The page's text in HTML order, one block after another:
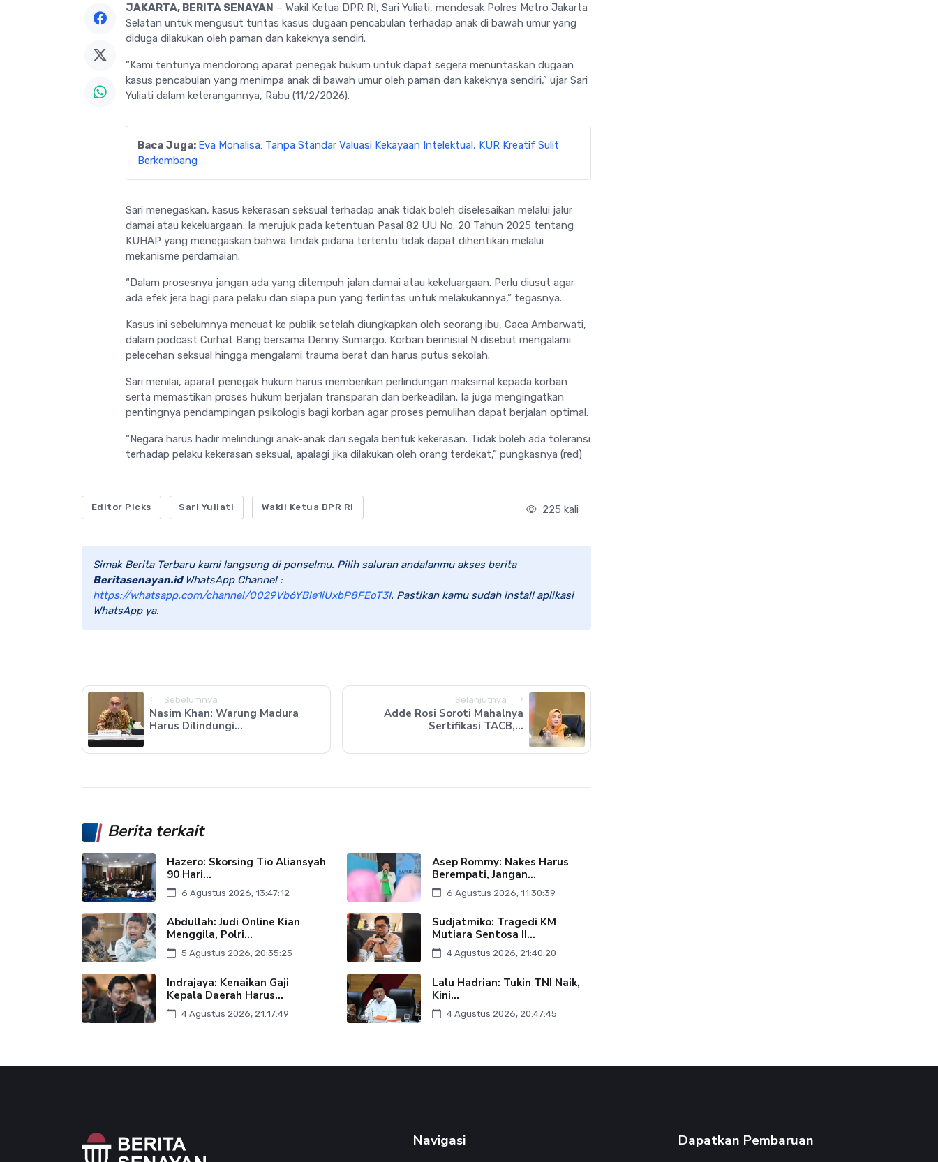
JAKARTA, BERITA SENAYAN – Wakil Ketua DPR RI, Sari Yuliati, mendesak Polres Metro Jakarta
Selatan untuk mengusut tuntas kasus dugaan pencabulan terhadap anak di bawah umur yang
diduga dilakukan oleh paman dan kakeknya sendiri.
“Kami tentunya mendorong aparat penegak hukum untuk dapat segera menuntaskan dugaan
kasus pencabulan yang menimpa anak di bawah umur oleh paman dan kakeknya sendiri,” ujar Sari
Yuliati dalam keterangannya, Rabu (11/2/2026).
Baca Juga: Eva Monalisa: Tanpa Standar Valuasi Kekayaan Intelektual, KUR Kreatif Sulit
Berkembang
Sari menegaskan, kasus kekerasan seksual terhadap anak tidak boleh diselesaikan melalui jalur
damai atau kekeluargaan. Ia merujuk pada ketentuan Pasal 82 UU No. 20 Tahun 2025 tentang
KUHAP yang menegaskan bahwa tindak pidana tertentu tidak dapat dihentikan melalui
mekanisme perdamaian.
“Dalam prosesnya jangan ada yang ditempuh jalan damai atau kekeluargaan. Perlu diusut agar
ada efek jera bagi para pelaku dan siapa pun yang terlintas untuk melakukannya,” tegasnya.
Kasus ini sebelumnya mencuat ke publik setelah diungkapkan oleh seorang ibu, Caca Ambarwati,
dalam podcast Curhat Bang bersama Denny Sumargo. Korban berinisial N disebut mengalami
pelecehan seksual hingga mengalami trauma berat dan harus putus sekolah.
Sari menilai, aparat penegak hukum harus memberikan perlindungan maksimal kepada korban
serta memastikan proses hukum berjalan transparan dan berkeadilan. Ia juga mengingatkan
pentingnya pendampingan psikologis bagi korban agar proses pemulihan dapat berjalan optimal.
“Negara harus hadir melindungi anak-anak dari segala bentuk kekerasan. Tidak boleh ada toleransi
terhadap pelaku kekerasan seksual, apalagi jika dilakukan oleh orang terdekat,” pungkasnya (red)
Editor Picks Sari Yuliati Wakil Ketua DPR RI 225 kali
Simak Berita Terbaru kami langsung di ponselmu. Pilih saluran andalanmu akses berita
Beritasenayan.idWhatsApp Channel :
https://whatsapp.com/channel/0029Vb6YBle1iUxbP8FEoT3I. Pastikan kamu sudah install aplikasi
WhatsApp ya.
Sebelumnya
Nasim Khan: Warung Madura
Harus Dilindungi...
Selanjutnya
Adde Rosi Soroti Mahalnya
Sertifikasi TACB,...
Berita terkait
Hazero: Skorsing Tio Aliansyah
90 Hari...
6 Agustus 2026, 13:47:12
Asep Rommy: Nakes Harus
Berempati, Jangan...
6 Agustus 2026, 11:30:39
Abdullah: Judi Online Kian
Menggila, Polri...
5 Agustus 2026, 20:35:25
Sudjatmiko: Tragedi KM
Mutiara Sentosa II...
4 Agustus 2026, 21:40:20
Indrajaya: Kenaikan Gaji
Kepala Daerah Harus...
4 Agustus 2026, 21:17:49
Lalu Hadrian: Tukin TNI Naik,
Kini...
4 Agustus 2026, 20:47:45
Navigasi Dapatkan Pembaruan